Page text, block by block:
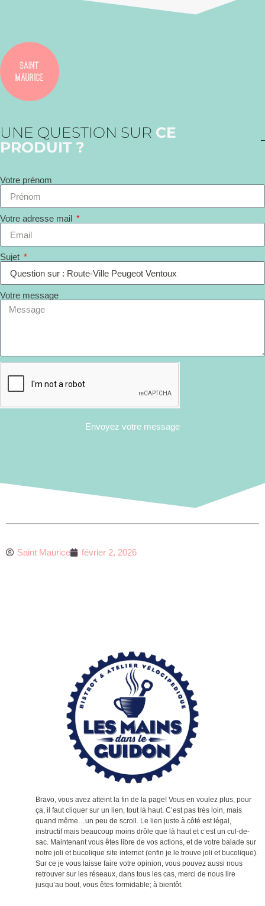
UNE QUESTION SUR CE
PRODUIT ?
Votre prénom
Votre adresse mail
Sujet
Votre message
Envoyez votre message
Saint Maurice février 2, 2026
Bravo, vous avez atteint la fin de la page! Vous en voulez plus, pour
ça, il faut cliquer sur un lien, tout là haut. C’est pas très loin, mais
quand même…un peu de scroll. Le lien juste à côté est légal,
instructif mais beaucoup moins drôle que là haut et c’est un cul-de-
sac. Maintenant vous êtes libre de vos actions, et de votre balade sur
notre joli et bucolique site internet (enfin je le trouve joli et bucolique).
Sur ce je vous laisse faire votre opinion, vous pouvez aussi nous
retrouver sur les réseaux, dans tous les cas, merci de nous lire
jusqu’au bout, vous êtes formidable; à bientôt.